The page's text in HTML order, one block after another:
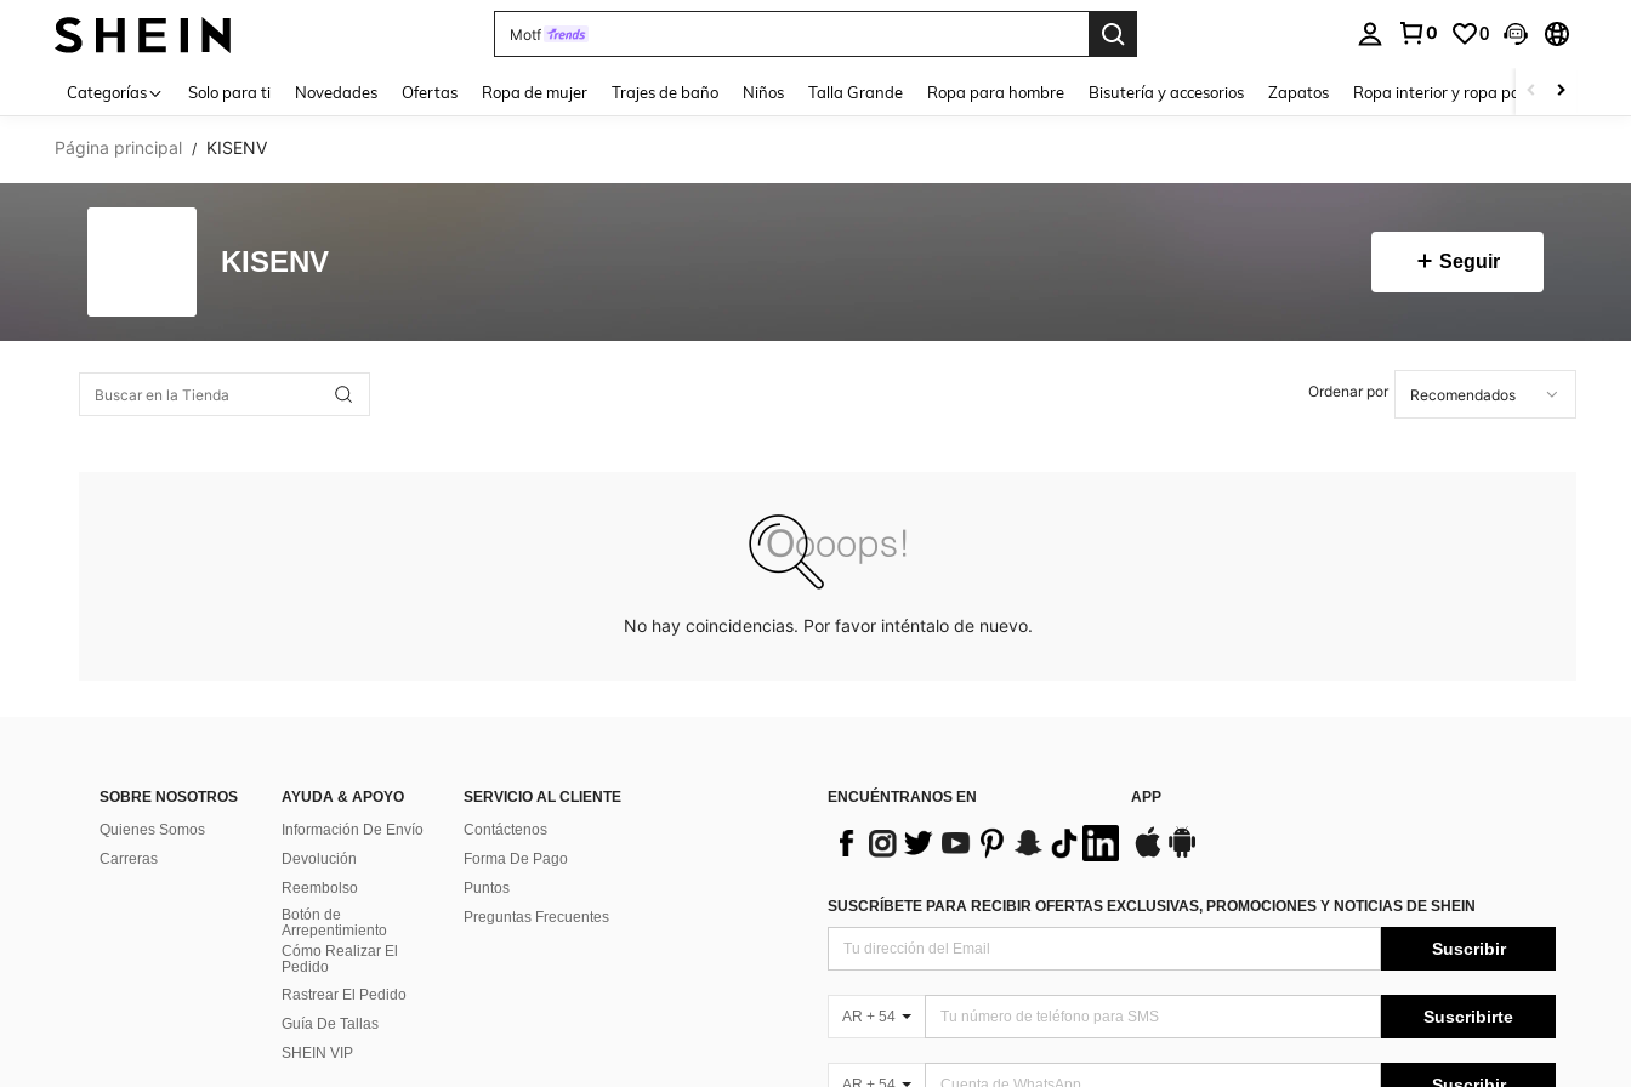
Motf
0 0
Categorías Solo para ti Novedades Ofertas Ropa de mujer Trajes de baño Niños Talla Grande Ropa para hombre Bisutería y accesorios Zapatos Ropa interior y ropa para dormir
Página principal / KISENV
KISENV Seguir
Ordenar por
No hay coincidencias. Por favor inténtalo de nuevo.
SOBRE NOSOTROS
Quienes Somos
Carreras
AYUDA & APOYO
Información De Envío
Devolución
Reembolso
Botón de
Arrepentimiento
Cómo Realizar El
Pedido
Rastrear El Pedido
Guía De Tallas
SHEIN VIP
SERVICIO AL CLIENTE
Contáctenos
Forma De Pago
Puntos
Preguntas Frecuentes
ENCUÉNTRANOS EN APP
SUSCRÍBETE PARA RECIBIR OFERTAS EXCLUSIVAS, PROMOCIONES Y NOTICIAS DE SHEIN
Suscribir
AR + 54 Suscribirte